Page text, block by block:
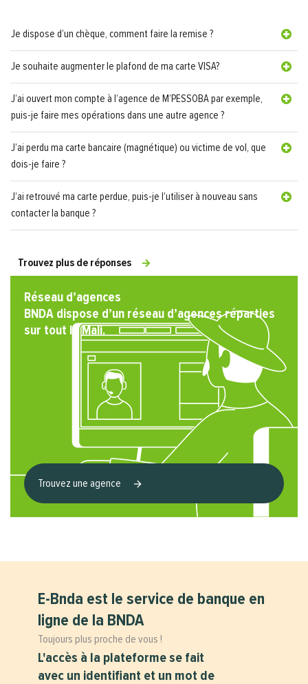
Je dispose d’un chèque, comment faire la remise ?
Je souhaite augmenter le plafond de ma carte VISA?
J’ai ouvert mon compte à l’agence de M’PESSOBA par exemple,
puis-je faire mes opérations dans une autre agence ?
J’ai perdu ma carte bancaire (magnétique) ou victime de vol, que
dois-je faire ?
J’ai retrouvé ma carte perdue, puis-je l’utiliser à nouveau sans
contacter la banque ?
Trouvez plus de réponses
Réseau d’agences
BNDA dispose d’un réseau d’agences réparties
sur tout le Mali.
Trouvez une agence
E-Bnda est le service de banque en
ligne de la BNDA
Toujours plus proche de vous !
L'accès à la plateforme se fait
avec un identifiant et un mot de